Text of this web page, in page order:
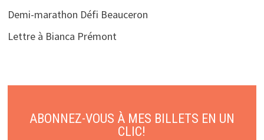
Demi-marathon Défi Beauceron
Lettre à Bianca Prémont
ABONNEZ-VOUS À MES BILLETS EN UN
CLIC!